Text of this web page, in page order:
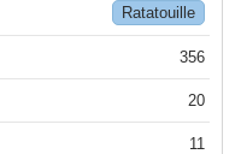
Ratatouille
356
20
11